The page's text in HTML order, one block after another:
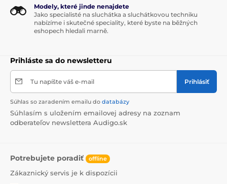
Modely, které jinde nenajdete
Jako specialisté na sluchátka a sluchátkovou techniku
nabízíme i skutečné speciality, které byste na běžných
eshopech hledali marně.
Prihláste sa do newsletteru
Tu napíšte váš e-mail Prihlásiť
Súhlas so zaradením emailu do databázy
Súhlasím s uložením emailovej adresy na zoznam
odberateľov newslettera Audigo.sk
Potrebujete poradiť offline
Zákaznický servis je k dispozícii